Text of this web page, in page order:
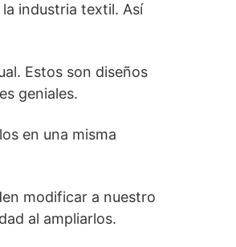
industria textil. Así
Estos son diseños
geniales.
en una misma
modificar a nuestro
al ampliarlos.